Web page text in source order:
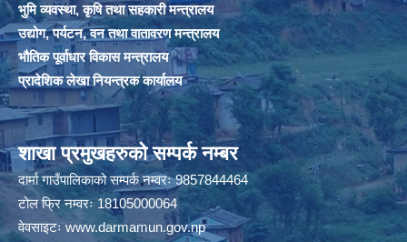
भुमि व्यवस्था, कृषि तथा सहकारी मन्त्रालय
उद्योग, पर्यटन, वन तथा वातावरण मन्त्रालय
भौतिक पूर्वाधार विकास मन्त्रालय
प्रादेशिक लेखा नियन्त्रक कार्यालय
शाखा प्रमुखहरुको सम्पर्क नम्बर
दार्मा गाउँपालिकाको सम्पर्क नम्वरः 9857844464
टोल फ्रि नम्वरः 18105000064
वेवसाइटःwww.darmamun.gov.np